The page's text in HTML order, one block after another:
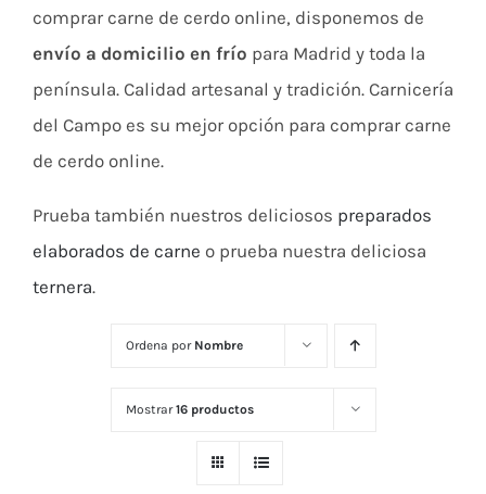
comprar carne de cerdo online, disponemos de
envío a domicilio en frío para Madrid y toda la
península. Calidad artesanal y tradición. Carnicería
del Campo es su mejor opción para comprar carne
de cerdo online.
Prueba también nuestros deliciosos preparados
elaborados de carne o prueba nuestra deliciosa
ternera.
Ordena por Nombre
Mostrar16 productos